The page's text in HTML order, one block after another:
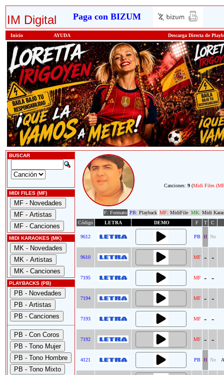
IM Digital Paga con BIZUM
Inicio AYUDA Descarga Directa de
BUSCAR
MIDI FILES (MF)
MIDI KARAOKES (MK)
PLAYBACKS (PB)
Canciones: 9 (Midi Files
F: Formato PB: Playback MF: MidiFile MK: Midi
Código
LETRA DEMO F T C
9612 PB H No
9610 MF - -
7195 MF - -
7194 MF - -
7193 MF - -
7192 MF - -
4121 PB H No